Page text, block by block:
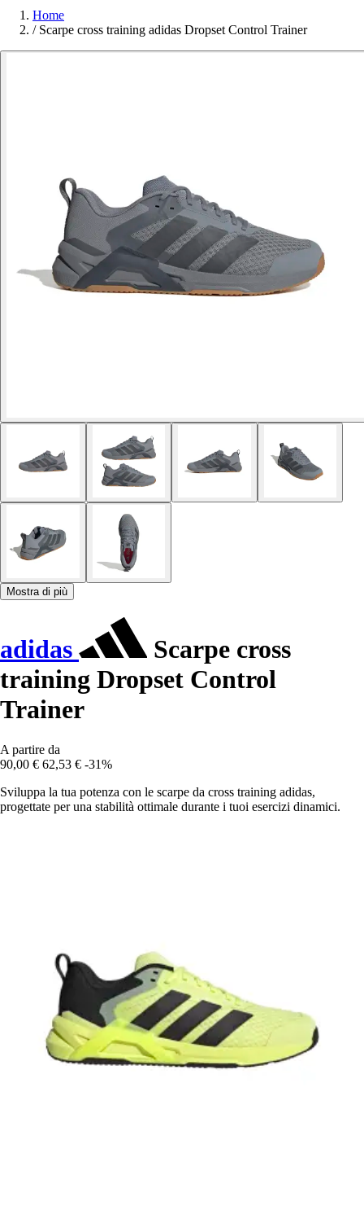
Home
/ Scarpe cross training adidas Dropset Control Trainer
Mostra di più
adidas
Scarpe cross
training Dropset Control
Trainer
A partire da
90,00 € 62,53 € -31%
Sviluppa la tua potenza con le scarpe da cross training adidas,
progettate per una stabilità ottimale durante i tuoi esercizi dinamici.